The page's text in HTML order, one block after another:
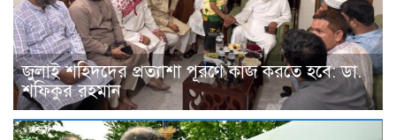
জুলাই শহিদদের প্রত্যাশা পূরণে কাজ করতে হবে: ডা.
শফিকুর রহমান